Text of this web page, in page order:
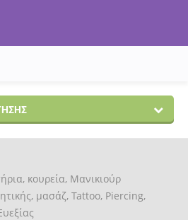
κουρεία, Μανικιούρ
μασάζ, Tattoo, Piercing,